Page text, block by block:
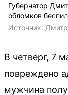
Губернатор
обломков
Источник:
В четверг, 7
повреждено
мужчина